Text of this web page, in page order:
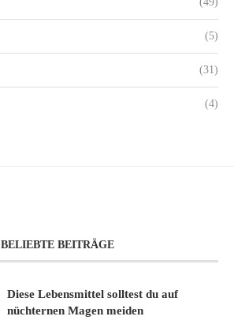
(5)
(31)
(4)
BELIEBTE BEITRÄGE
Diese Lebensmittel solltest du auf
nüchternen Magen meiden